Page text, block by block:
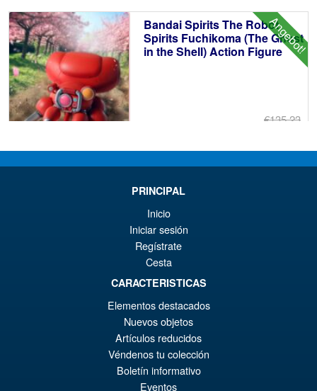
Angebot!
Bandai Spirits The Robot
Spirits Fuchikoma (The Ghost
in the Shell) Action Figure
€135.23
VORBESTELLUNGEN
Bandai S.H.Figuarts Jujutsu
Kaisen Choso Action Figure
VORBESTELLUNGEN
PRINCIPAL
Inicio
Iniciar sesión
Regístrate
Cesta
CARACTERISTICAS
Elementos destacados
Nuevos objetos
Artículos reducidos
Véndenos tu colección
Boletín informativo
Eventos